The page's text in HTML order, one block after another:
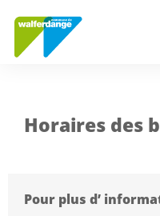
Horaires des
Pour plus d’